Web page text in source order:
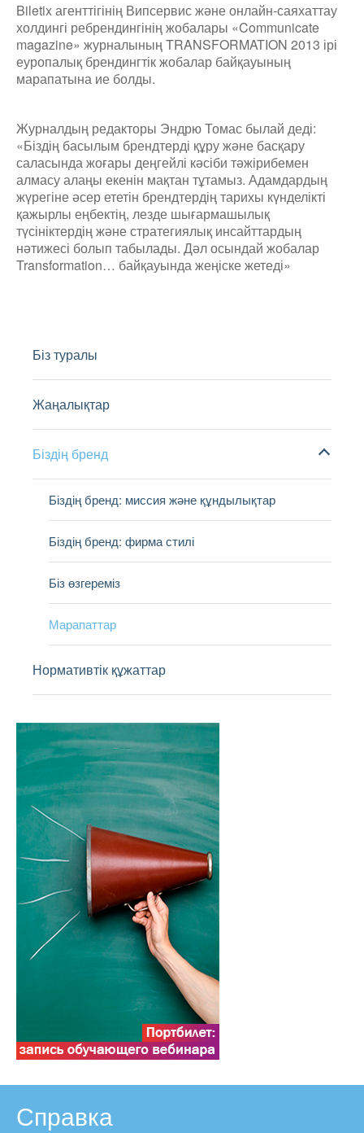
Biletix агенттігінің Випсервис және онлайн-саяхаттау
холдингі ребрендингінің жобалары «Communicate
magazine» журналының TRANSFORMATION 2013 ірі
еуропалық брендингтік жобалар байқауының
марапатына ие болды.
Журналдың редакторы Эндрю Томас былай деді:
«Біздің басылым брендтерді құру және басқару
саласында жоғары деңгейлі кәсіби тәжірибемен
алмасу алаңы екенін мақтан тұтамыз. Адамдардың
жүрегіне әсер ететін брендтердің тарихы күнделікті
қажырлы еңбектің, лезде шығармашылық
түсініктердің және стратегиялық инсайттардың
нәтижесі болып табылады. Дәл осындай жобалар
Transformation… байқауында жеңіске жетеді»
Біз туралы
Жаңалықтар
Біздің бренд
Біздің бренд: миссия және құндылықтар
Біздің бренд: фирма стилі
Біз өзгереміз
Марапаттар
Нормативтік құжаттар
Справка